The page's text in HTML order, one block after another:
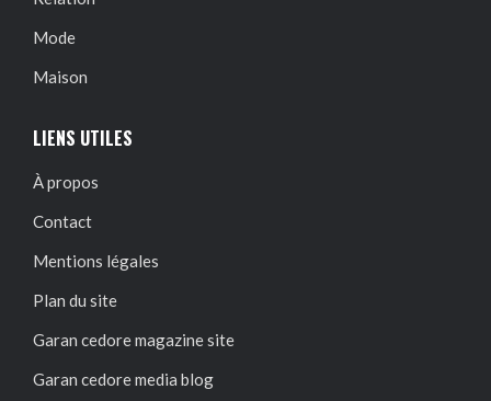
Mode
Maison
LIENS UTILES
À propos
Contact
Mentions légales
Plan du site
Garan cedore magazine site
Garan cedore media blog